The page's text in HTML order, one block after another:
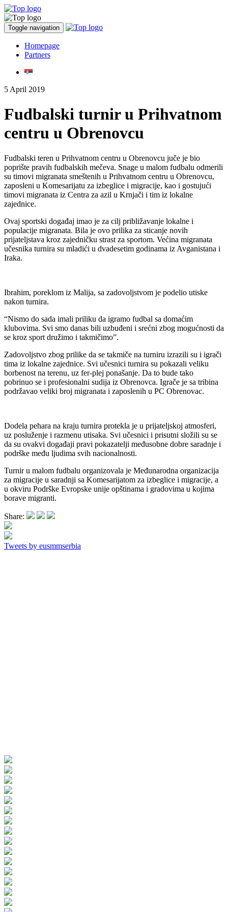
Toggle navigation
Homepage
Partners
5 April 2019
Fudbalski turnir u Prihvatnom
centru u Obrenovcu
Fudbalski teren u Prihvatnom centru u Obrenovcu juče je bio
poprište pravih fudbalskih mečeva. Snage u malom fudbalu odmerili
su timovi migranata smeštenih u Prihvatnom centru u Obrenovcu,
zaposleni u Komesarijatu za izbeglice i migracije, kao i gostujući
timovi migranata iz Centra za azil u Krnjači i tim iz lokalne
zajednice.
Ovaj sportski događaj imao je za cilj približavanje lokalne i
populacije migranata. Bila je ovo prilika za sticanje novih
prijateljstava kroz zajedničku strast za sportom. Većina migranata
učesnika turnira su mladići u dvadesetim godinama iz Avganistana i
Iraka.
Ibrahim, poreklom iz Malija, sa zadovoljstvom je podelio utiske
nakon turnira.
“Nismo do sada imali priliku da igramo fudbal sa domaćim
klubovima. Svi smo danas bili uzbuđeni i srećni zbog mogućnosti da
se kroz sport družimo i takmičimo”.
Zadovoljstvo zbog prilike da se takmiče na turniru izrazili su i igrači
tima iz lokalne zajednice. Svi učesnici turnira su pokazali veliku
borbenost na terenu, uz fer-plej ponašanje. Da to bude tako
pobrinuo se i profesionalni sudija iz Obrenovca. Igrače je sa tribina
podržavao veliki broj migranata i zaposlenih u PC Obrenovac.
Dodela pehara na kraju turnira protekla je u prijateljskoj atmosferi,
uz posluženje i razmenu utisaka. Svi učesnici i prisutni složili su se
da su ovakvi događaji pravi pokazatelji međusobne dobre saradnje i
podrške među ljudima svih nacionalnosti.
Turnir u malom fudbalu organizovala je Međunarodna organizacija
za migracije u saradnji sa Komesarijatom za izbeglice i migracije, a
u okviru Podrške Evropske unije opštinama i gradovima u kojima
borave migranti.
Share:
Tweets by eusmmserbia